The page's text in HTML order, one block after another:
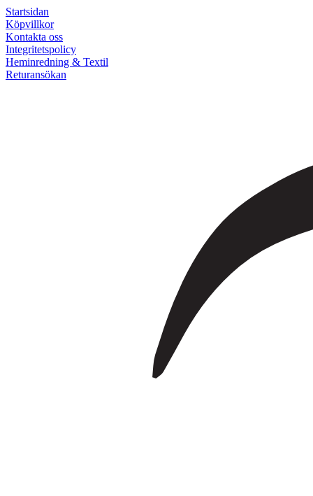
Startsidan
Köpvillkor
Kontakta oss
Integritetspolicy
Heminredning & Textil
Returansökan